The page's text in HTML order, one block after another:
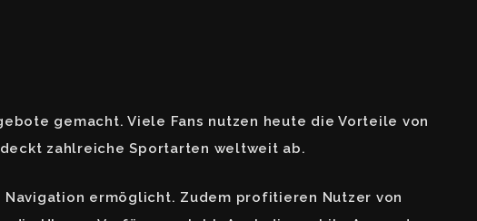
gemacht. Viele Fans nutzen heute die Vorteile von
zahlreiche Sportarten weltweit ab.
ermöglicht. Zudem profitieren Nutzer von